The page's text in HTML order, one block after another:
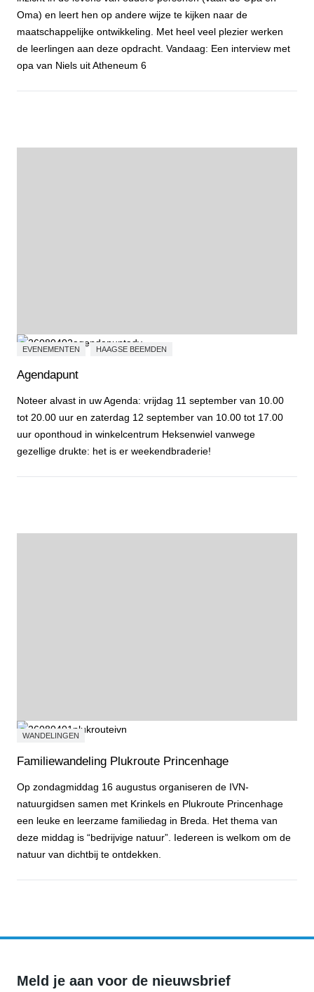
Oma) en leert hen op andere wijze te kijken naar de
maatschappelijke ontwikkeling. Met heel veel plezier werken
de leerlingen aan deze opdracht. Vandaag: Een interview met
opa van Niels uit Atheneum 6
EVENEMENTEN HAAGSE BEEMDEN
Agendapunt
Noteer alvast in uw Agenda: vrijdag 11 september van 10.00
tot 20.00 uur en zaterdag 12 september van 10.00 tot 17.00
uur oponthoud in winkelcentrum Heksenwiel vanwege
gezellige drukte: het is er weekendbraderie!
WANDELINGEN
Familiewandeling Plukroute Princenhage
Op zondagmiddag 16 augustus organiseren de IVN-
natuurgidsen samen met Krinkels en Plukroute Princenhage
een leuke en leerzame familiedag in Breda. Het thema van
deze middag is “bedrijvige natuur”. Iedereen is welkom om de
natuur van dichtbij te ontdekken.
Meld je aan voor de nieuwsbrief